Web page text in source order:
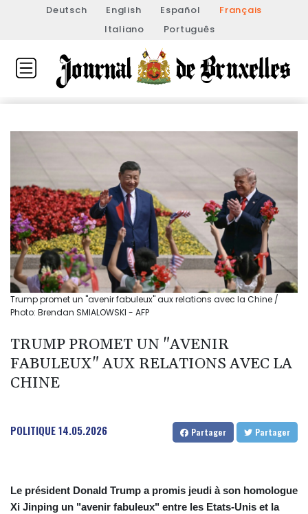
Deutsch English Español
Français
Italiano
Português
Trump promet un "avenir fabuleux" aux relations avec la Chine /
Photo: Brendan SMIALOWSKI - AFP
TRUMP PROMET UN "AVENIR
FABULEUX" AUX RELATIONS AVEC LA
CHINE
POLITIQUE14.05.2026 Partager Partager
Le président Donald Trump a promis jeudi à son homologue
Xi Jinping un "avenir fabuleux" entre les Etats-Unis et la